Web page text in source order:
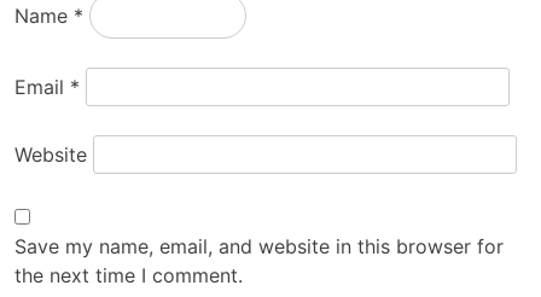
Name *
Email *
Website
Save my name, email, and website in this browser for
the next time I comment.